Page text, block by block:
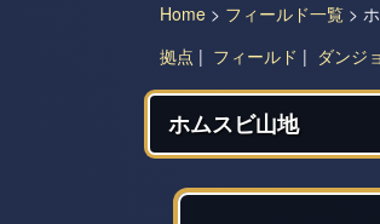
Home > フィールド一覧 >
拠点 | フィールド | ダンジ
ホムスビ山地